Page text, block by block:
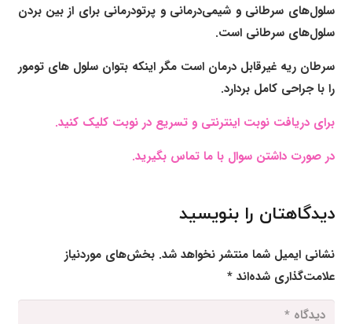
سلول‌های سرطانی و شیمی‌درمانی و پرتودرمانی برای از بین بردن
سلول‌های سرطانی است.
سرطان ریه غیرقابل درمان است مگر اینکه بتوان سلول های تومور
را با جراحی کامل بردارد.
برای دریافت نوبت اینترنتی و تسریع در نوبت کلیک کنید.
در صورت داشتن سوال با ما تماس بگیرید.
دیدگاهتان را بنویسید
نشانی ایمیل شما منتشر نخواهد شد. بخش‌های موردنیاز
علامت‌گذاری شده‌اند*